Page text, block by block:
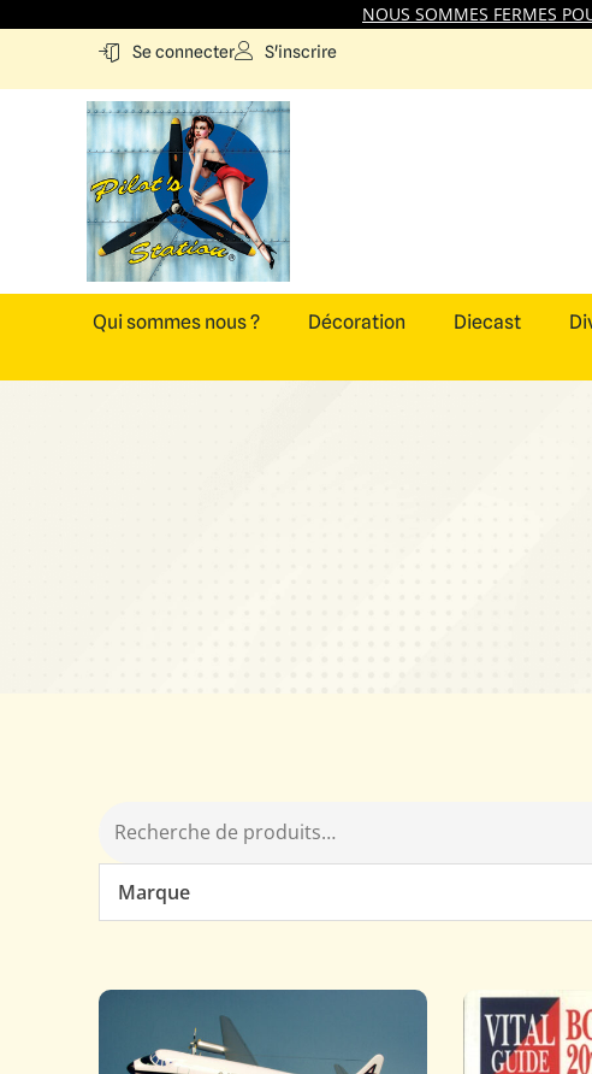
NOUS SOMMES FERMES
Se connecter S'inscrire
Qui sommes nous ? Décoration Diecast
Marque